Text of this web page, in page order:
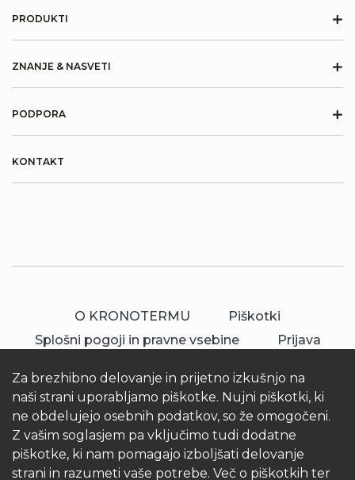
Za brezhibno delovanje in prijetno izkušnjo na
naši strani uporabljamo piškotke. Nujni piškotki, ki
ne obdelujejo osebnih podatkov, so že omogočeni.
Z vašim soglasjem pa vključimo tudi dodatne
piškotke, ki nam pomagajo izboljšati delovanje
strani in razumeti vaše potrebe. Več o piškotkih ter
PRODUKTI +
ZNANJE & NASVETI +
PODPORA +
KONTAKT
O KRONOTERMU
Piškotki
Splošni pogoji in pravne vsebine
Prijava
© 2026 Kronoterm | vse pravice pridržane.